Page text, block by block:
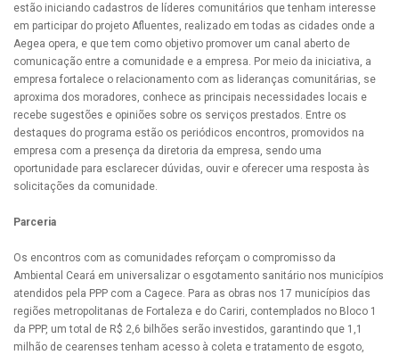
estão iniciando cadastros de líderes comunitários que tenham interesse
em participar do projeto Afluentes, realizado em todas as cidades onde a
Aegea opera, e que tem como objetivo promover um canal aberto de
comunicação entre a comunidade e a empresa. Por meio da iniciativa, a
empresa fortalece o relacionamento com as lideranças comunitárias, se
aproxima dos moradores, conhece as principais necessidades locais e
recebe sugestões e opiniões sobre os serviços prestados. Entre os
destaques do programa estão os periódicos encontros, promovidos na
empresa com a presença da diretoria da empresa, sendo uma
oportunidade para esclarecer dúvidas, ouvir e oferecer uma resposta às
solicitações da comunidade.
Parceria
Os encontros com as comunidades reforçam o compromisso da
Ambiental Ceará em universalizar o esgotamento sanitário nos municípios
atendidos pela PPP com a Cagece. Para as obras nos 17 municípios das
regiões metropolitanas de Fortaleza e do Cariri, contemplados no Bloco 1
da PPP, um total de R$ 2,6 bilhões serão investidos, garantindo que 1,1
milhão de cearenses tenham acesso à coleta e tratamento de esgoto,